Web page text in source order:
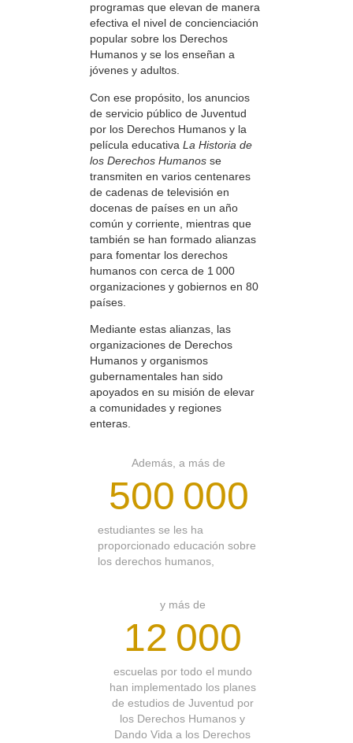
programas que elevan de manera
efectiva el nivel de concienciación
popular sobre los Derechos
Humanos y se los enseñan a
jóvenes y adultos.
Con ese propósito, los anuncios
de servicio público de Juventud
por los Derechos Humanos y la
película educativa La Historia de
los Derechos Humanos se
transmiten en varios centenares
de cadenas de televisión en
docenas de países en un año
común y corriente, mientras que
también se han formado alianzas
para fomentar los derechos
humanos con cerca de 1 000
organizaciones y gobiernos en 80
países.
Mediante estas alianzas, las
organizaciones de Derechos
Humanos y organismos
gubernamentales han sido
apoyados en su misión de elevar
a comunidades y regiones
enteras.
Además, a más de
500 000
estudiantes se les ha
proporcionado educación sobre
los derechos humanos,
y más de
12 000
escuelas por todo el mundo
han implementado los planes
de estudios de Juventud por
los Derechos Humanos y
Dando Vida a los Derechos